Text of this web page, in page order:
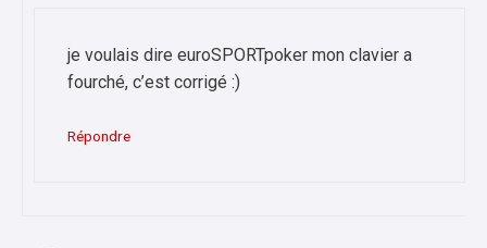
je voulais dire euroSPORTpoker mon clavier a
fourché, c’est corrigé :)
Répondre